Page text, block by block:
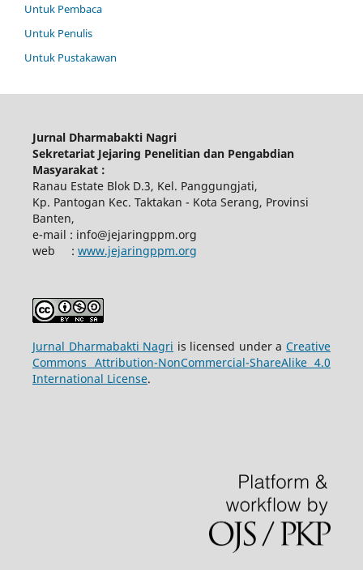
Untuk Pembaca
Untuk Penulis
Untuk Pustakawan
Jurnal Dharmabakti Nagri
Sekretariat Jejaring Penelitian dan Pengabdian
Masyarakat :
Ranau Estate Blok D.3, Kel. Panggungjati,
Kp. Pantogan Kec. Taktakan - Kota Serang, Provinsi
Banten,
e-mail : info@jejaringppm.org
web : www.jejaringppm.org
Jurnal Dharmabakti Nagri is licensed under aCreative
Commons Attribution-NonCommercial-ShareAlike 4.0
International License.